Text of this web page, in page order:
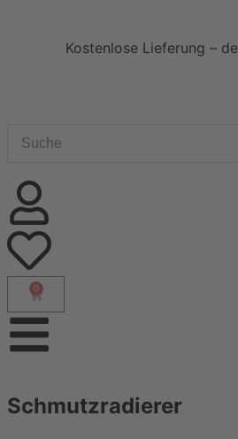
Kostenlose Lieferung –
0
Schmutzradierer